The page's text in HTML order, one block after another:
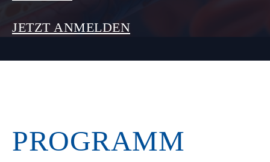
JETZT ANMELDEN
PROGRAMM